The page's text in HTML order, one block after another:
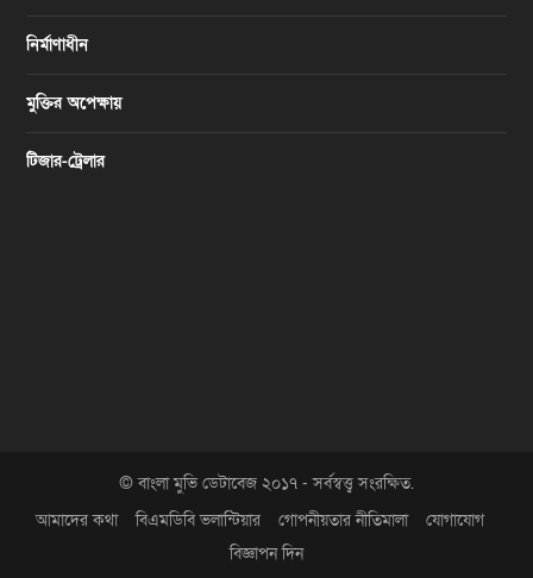
নির্মাণাধীন
মুক্তির অপেক্ষায়
টিজার-ট্রেলার
© বাংলা মুভি ডেটাবেজ ২০১৭ - সর্বস্বত্ত্ব সংরক্ষিত.
আমাদের কথা
বিএমডিবি ভলান্টিয়ার গোপনীয়তার নীতিমালা
যোগাযোগ
বিজ্ঞাপন দিন